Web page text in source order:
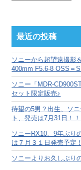
カ
ブ
最近の投稿
ソニーから超望遠撮影
400mm F5.6-8 OSS＝
ソニー「MDR-
セット限定販売♪
待望の5男？出生、ソ
ト、発売は7月31日！！
ソニーRX10、9年ぶり
は７月３１日発売予定！
ソニーよりお久しぶり